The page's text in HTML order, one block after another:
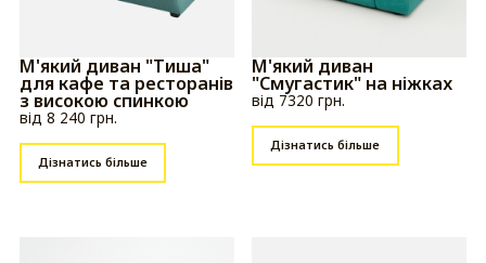
М'який диван "Тиша"
для кафе та ресторанів
з високою спинкою
від 8 240 грн.
Дізнатись більше
М'який диван
"Смугастик" на ніжках
від 7320 грн.
Дізнатись більше